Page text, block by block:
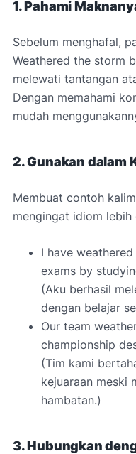
1. Pahami
Sebelum menghafal,
Weathered the storm
melewati tantangan
Dengan memahami
mudah
2. Gunakan dalam
Membuat contoh
mengingat idiom lebih
I have
exams by
(Aku berhasil
dengan belajar
Our team
championship
(Tim kami
kejuaraan meski
hambatan.)
3. Hubungkan